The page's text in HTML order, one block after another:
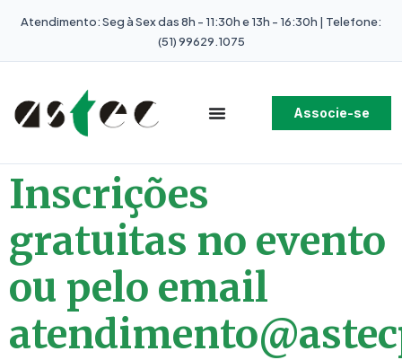
Atendimento: Seg à Sex das 8h - 11:30h e 13h - 16:30h | Telefone:
(51) 99629.1075
Associe-se
Inscrições
gratuitas no evento
ou pelo email